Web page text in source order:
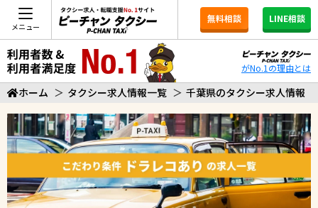
メニュー
無料相談 LINE相談
がNo.1の理由とは
ホーム ＞ タクシー求人情報一覧 ＞ 千葉県のタクシー求人情報